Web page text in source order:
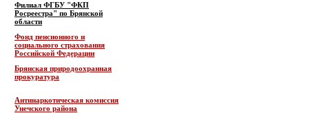
Филиал ФГБУ "ФКП
Росреестра" по Брянской
области
Фонд пенсионного и
социального страхования
Российской Федерации
Брянская природоохранная
прокуратура
Антинаркотическая комиссия
Унечского района